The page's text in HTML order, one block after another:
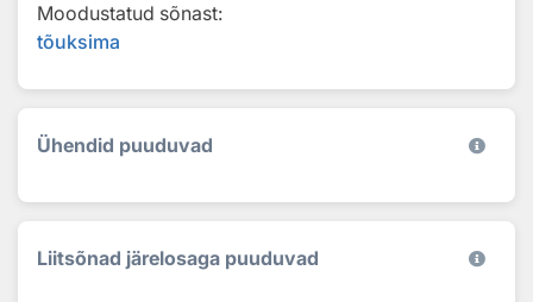
Moodustatud sõnast:
tõuksima
Ühendid puuduvad
Liitsõnad järelosaga puuduvad